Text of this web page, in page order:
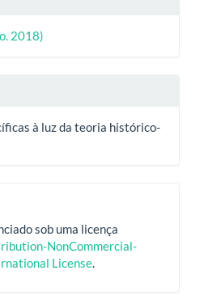
2018)
à luz da teoria histórico-
sob uma licença
NonCommercial-
License